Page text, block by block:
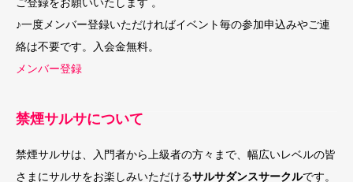
♪一度メンバー登録いただければイベント毎の参加申込みやご連
絡は不要です。入会金無料。
メンバー登録
禁煙サルサについて
禁煙サルサは、入門者から上級者の方々まで、幅広いレベルの皆
さまにサルサをお楽しみいただけるサルサダンスサークルです。